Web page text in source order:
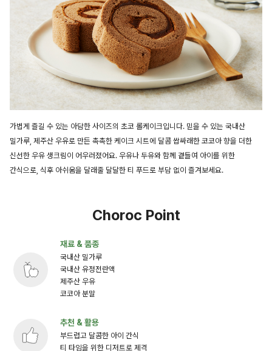
가볍게 즐길 수 있는 아담한 사이즈의 초코 롤케이크입니다. 믿을 수 있는 국내산
밀가루, 제주산 우유로 만든 촉촉한 케이크 시트에 달콤 쌉싸래한 코코아 향을 더한
신선한 우유 생크림이 어우러졌어요. 우유나 두유와 함께 곁들여 아이를 위한
간식으로, 식후 아쉬움을 달래줄 달달한 티 푸드로 부담 없이 즐겨보세요.
Choroc Point
재료 & 품종
국내산 밀가루
국내산 유정전란액
제주산 우유
코코아 분말
추천 & 활용
부드럽고 달콤한 아이 간식
티 타임을 위한 디저트로 제격